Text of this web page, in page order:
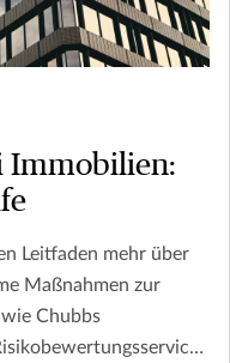
Immobilien:
Leitfaden mehr über
Maßnahmen zur
Chubbs